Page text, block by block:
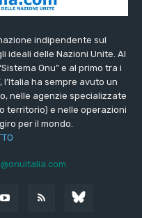
indipendente sul
ideali delle Nazioni Unite. Al
Onu” e al primo tra i
ha sempre avuto un
nelle agenzie specializzate
territorio) e nelle operazioni
per il mondo.